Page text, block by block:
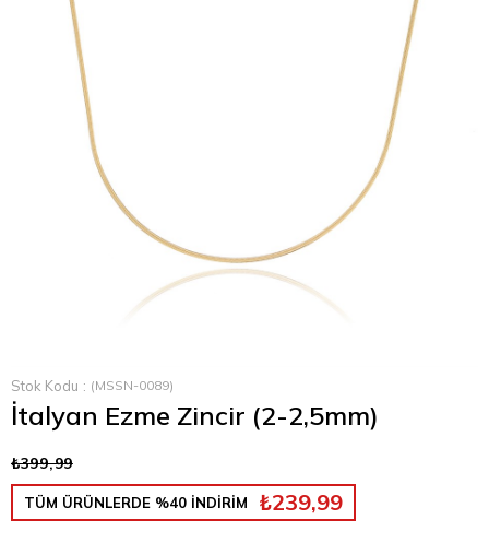
Stok Kodu (MSSN-0089)
İtalyan Ezme Zincir (2-2,5mm)
₺399,99
TÜM ÜRÜNLERDE %40 İNDİRİM ₺239,99